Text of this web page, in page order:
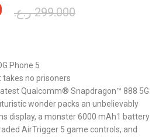
299.000 ر.ع.
Phone 5
no prisoners
Qualcomm® Snapdragon™ 888 5G
wonder packs an unbelievably
display, a monster 6000 mAh1 battery
AirTrigger 5 game controls, and